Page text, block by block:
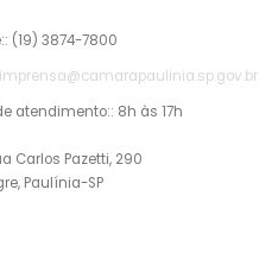
(19) 3874-7800
imprensa@camarapaulinia.sp.gov.br
atendimento:: 8h às 17h
Carlos Pazetti, 290
Paulínia-SP